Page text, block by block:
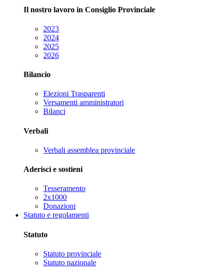
Il nostro lavoro in Consiglio Provinciale
2023
2024
2025
2026
Bilancio
Elezioni Trasparenti
Versamenti amministratori
Bilanci
Verbali
Verbali assemblea provinciale
Aderisci e sostieni
Tesseramento
2x1000
Donazioni
Statuto e regolamenti
Statuto
Statuto provinciale
Statuto nazionale